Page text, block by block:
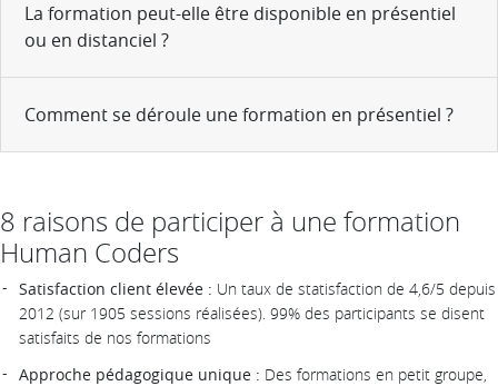
La formation peut-elle être disponible en présentiel
ou en distanciel ?
Comment se déroule une formation en présentiel ?
8 raisons de participer à une formation
Human Coders
Satisfaction client élevée : Un taux de statisfaction de 4,6/5 depuis
2012 (sur 1905 sessions réalisées). 99% des participants se disent
satisfaits de nos formations
Approche pédagogique unique : Des formations en petit groupe,